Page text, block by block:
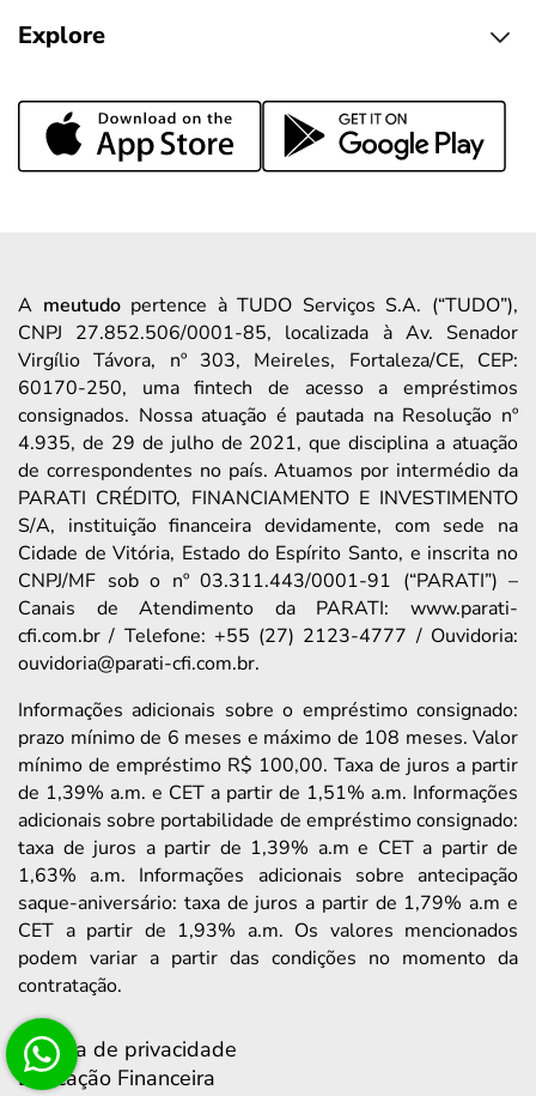
Explore
A meutudopertence à TUDO Serviços S.A. (“TUDO”),
CNPJ 27.852.506/0001-85, localizada à Av. Senador
Virgílio Távora, nº 303, Meireles, Fortaleza/CE, CEP:
60170-250, uma fintech de acesso a empréstimos
consignados. Nossa atuação é pautada na Resolução nº
4.935, de 29 de julho de 2021, que disciplina a atuação
de correspondentes no país. Atuamos por intermédio da
PARATI CRÉDITO, FINANCIAMENTO E INVESTIMENTO
S/A, instituição financeira devidamente, com sede na
Cidade de Vitória, Estado do Espírito Santo, e inscrita no
CNPJ/MF sob o nº 03.311.443/0001-91 (“PARATI”) –
Canais de Atendimento da PARATI: www.parati-
cfi.com.br / Telefone: +55 (27) 2123-4777 / Ouvidoria:
ouvidoria@parati-cfi.com.br.
Informações adicionais sobre o empréstimo consignado:
prazo mínimo de 6 meses e máximo de 108 meses. Valor
mínimo de empréstimo R$ 100,00. Taxa de juros a partir
de 1,39% a.m. e CET a partir de 1,51% a.m. Informações
adicionais sobre portabilidade de empréstimo consignado:
taxa de juros a partir de 1,39% a.m e CET a partir de
1,63% a.m. Informações adicionais sobre antecipação
saque-aniversário: taxa de juros a partir de 1,79% a.m e
CET a partir de 1,93% a.m. Os valores mencionados
podem variar a partir das condições no momento da
contratação.
Política de privacidade
Educação Financeira